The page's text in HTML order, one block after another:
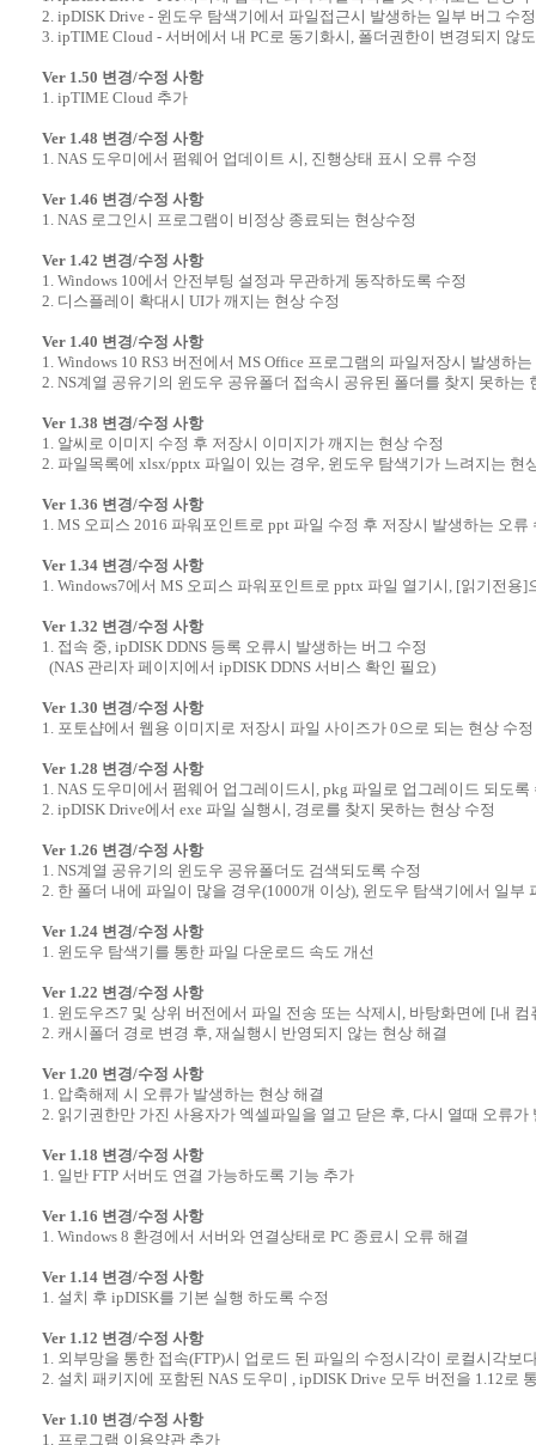
2. ipDISK Drive - 윈도우 탐색기에서 파일접근시 발생하는 일부 버그 수정
3. ipTIME Cloud - 서버에서 내 PC로 동기화시, 폴더권한이 변경되지 않
Ver 1.50 변경/수정 사항
1. ipTIME Cloud 추가
Ver 1.48 변경/수정 사항
1. NAS 도우미에서 펌웨어 업데이트 시, 진행상태 표시 오류 수정
Ver 1.46 변경/수정 사항
1. NAS 로그인시 프로그램이 비정상 종료되는 현상수정
Ver 1.42 변경/수정 사항
1. Windows 10에서 안전부팅 설정과 무관하게 동작하도록 수정
2. 디스플레이 확대시 UI가 깨지는 현상 수정
Ver 1.40 변경/수정 사항
1. Windows 10 RS3 버전에서 MS Office 프로그램의 파일저장시 발생하
2. NS계열 공유기의 윈도우 공유폴더 접속시 공유된 폴더를 찾지 못하는
Ver 1.38 변경/수정 사항
1. 알씨로 이미지 수정 후 저장시 이미지가 깨지는 현상 수정
2. 파일목록에 xlsx/pptx 파일이 있는 경우, 윈도우 탐색기가 느려지는 현
Ver 1.36 변경/수정 사항
1. MS 오피스 2016 파워포인트로 ppt 파일 수정 후 저장시 발생하는 오류
Ver 1.34 변경/수정 사항
1. Windows7에서 MS 오피스 파워포인트로 pptx 파일 열기시, [읽기전용]
Ver 1.32 변경/수정 사항
1. 접속 중, ipDISK DDNS 등록 오류시 발생하는 버그 수정
(NAS 관리자 페이지에서 ipDISK DDNS 서비스 확인 필요)
Ver 1.30 변경/수정 사항
1. 포토샵에서 웹용 이미지로 저장시 파일 사이즈가 0으로 되는 현상 수정
Ver 1.28 변경/수정 사항
1. NAS 도우미에서 펌웨어 업그레이드시, pkg 파일로 업그레이드 되도록
2. ipDISK Drive에서 exe 파일 실행시, 경로를 찾지 못하는 현상 수정
Ver 1.26 변경/수정 사항
1. NS계열 공유기의 윈도우 공유폴더도 검색되도록 수정
2. 한 폴더 내에 파일이 많을 경우(1000개 이상), 윈도우 탐색기에서 일부
Ver 1.24 변경/수정 사항
1. 윈도우 탐색기를 통한 파일 다운로드 속도 개선
Ver 1.22 변경/수정 사항
1. 윈도우즈7 및 상위 버전에서 파일 전송 또는 삭제시, 바탕화면에 [내
2. 캐시폴더 경로 변경 후, 재실행시 반영되지 않는 현상 해결
Ver 1.20 변경/수정 사항
1. 압축해제 시 오류가 발생하는 현상 해결
2. 읽기권한만 가진 사용자가 엑셀파일을 열고 닫은 후, 다시 열때 오류가
Ver 1.18 변경/수정 사항
1. 일반 FTP 서버도 연결 가능하도록 기능 추가
Ver 1.16 변경/수정 사항
1. Windows 8 환경에서 서버와 연결상태로 PC 종료시 오류 해결
Ver 1.14 변경/수정 사항
1. 설치 후 ipDISK를 기본 실행 하도록 수정
Ver 1.12 변경/수정 사항
1. 외부망을 통한 접속(FTP)시 업로드 된 파일의 수정시각이 로컬시각보
2. 설치 패키지에 포함된 NAS 도우미 , ipDISK Drive 모두 버전을 1.12로
Ver 1.10 변경/수정 사항
1. 프로그램 이용약관 추가